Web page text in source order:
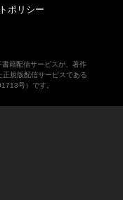
ポリシー
籍配信サービスが、著作
規版配信サービスである
号）です。